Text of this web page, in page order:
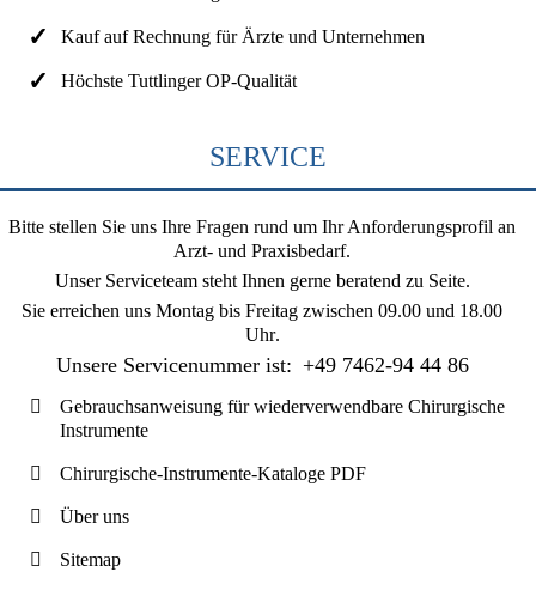
Kauf auf Rechnung für Ärzte und Unternehmen
Höchste Tuttlinger OP-Qualität
SERVICE
Bitte stellen Sie uns Ihre Fragen rund um Ihr Anforderungsprofil an
Arzt- und Praxisbedarf.
Unser Serviceteam steht Ihnen gerne beratend zu Seite.
Sie erreichen uns Montag bis Freitag zwischen 09.00 und 18.00
Uhr.
Unsere Servicenummer ist: +49 7462-94 44 86
Gebrauchsanweisung für wiederverwendbare Chirurgische
Instrumente
Chirurgische-Instrumente-Kataloge PDF
Über uns
Sitemap